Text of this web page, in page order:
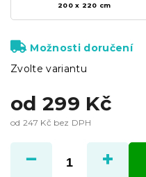
od 299 Kč
od 247 Kč bez DPH
cena:
Zvolte variantu
200 x 220 cm
Možnosti doručení